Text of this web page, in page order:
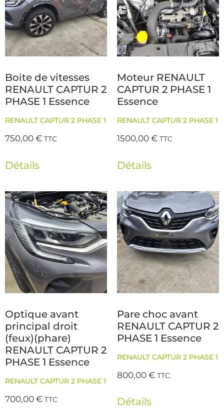
Boite de vitesses
RENAULT CAPTUR 2
PHASE 1 Essence
RENAULT CAPTUR 2 PHASE 1
750,00€ TTC
Détails
Moteur RENAULT
CAPTUR 2 PHASE 1
Essence
RENAULT CAPTUR 2 PHASE 1
1500,00€ TTC
Détails
Optique avant
principal droit
(feux)(phare)
RENAULT CAPTUR 2
PHASE 1 Essence
RENAULT CAPTUR 2 PHASE 1
700,00€ TTC
Pare choc avant
RENAULT CAPTUR 2
PHASE 1 Essence
RENAULT CAPTUR 2 PHASE 1
800,00€ TTC
Détails